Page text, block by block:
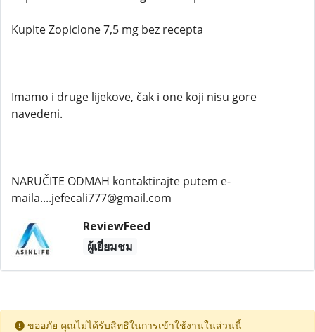
Kupite Zopiclone 7,5 mg bez recepta
Imamo i druge lijekove, čak i one koji nisu gore
navedeni.
NARUČITE ODMAH kontaktirajte putem e-
maila....jefecali777@gmail.com
ReviewFeed
ผู้เยี่ยมชม
ขออภัย คุณไม่ได้รับสิทธิในการเข้าใช้งานในส่วนนี้